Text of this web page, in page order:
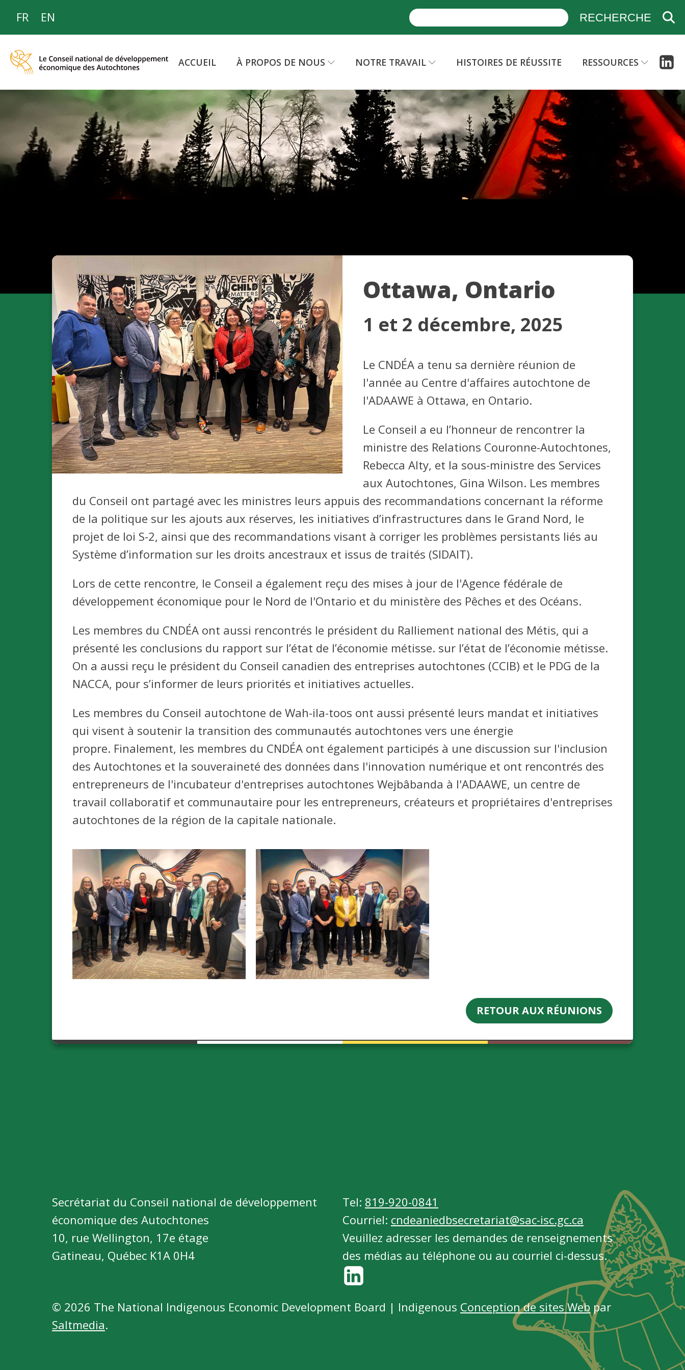
FR EN
ACCUEIL À PROPOS DE NOUS NOTRE TRAVAIL HISTOIRES DE RÉUSSITE RESSOURCES
Ottawa, Ontario
1 et 2 décembre, 2025
Le CNDÉA a tenu sa dernière réunion de
l'année au Centre d'affaires autochtone de
l'ADAAWE à Ottawa, en Ontario.
Le Conseil a eu l’honneur de rencontrer la
ministre des Relations Couronne-Autochtones,
Rebecca Alty, et la sous-ministre des Services
aux Autochtones, Gina Wilson. Les membres
du Conseil ont partagé avec les ministres leurs appuis des recommandations concernant la réforme
de la politique sur les ajouts aux réserves, les initiatives d’infrastructures dans le Grand Nord, le
projet de loi S-2, ainsi que des recommandations visant à corriger les problèmes persistants liés au
Système d’information sur les droits ancestraux et issus de traités (SIDAIT).
Lors de cette rencontre, le Conseil a également reçu des mises à jour de l'Agence fédérale de
développement économique pour le Nord de l'Ontario et du ministère des Pêches et des Océans.
Les membres du CNDÉA ont aussi rencontrés le président du Ralliement national des Métis, qui a
présenté les conclusions du rapport sur l’état de l’économie métisse. sur l’état de l’économie métisse.
On a aussi reçu le président du Conseil canadien des entreprises autochtones (CCIB) et le PDG de la
NACCA, pour s’informer de leurs priorités et initiatives actuelles.
Les membres du Conseil autochtone de Wah-ila-toos ont aussi présenté leurs mandat et initiatives
qui visent à soutenir la transition des communautés autochtones vers une énergie
propre. Finalement, les membres du CNDÉA ont également participés à une discussion sur l'inclusion
des Autochtones et la souveraineté des données dans l'innovation numérique et ont rencontrés des
entrepreneurs de l'incubateur d'entreprises autochtones Wejbâbanda à l'ADAAWE, un centre de
travail collaboratif et communautaire pour les entrepreneurs, créateurs et propriétaires d'entreprises
autochtones de la région de la capitale nationale.
RETOUR AUX RÉUNIONS
Secrétariat du Conseil national de développement
économique des Autochtones
10, rue Wellington, 17e étage
Gatineau, Québec K1A 0H4
Tel: 819-920-0841
Courriel: cndeaniedbsecretariat@sac-isc.gc.ca
Veuillez adresser les demandes de renseignements
des médias au téléphone ou au courriel ci-dessus.
© 2026 The National Indigenous Economic Development Board | Indigenous Conception de sites Web par
Saltmedia.